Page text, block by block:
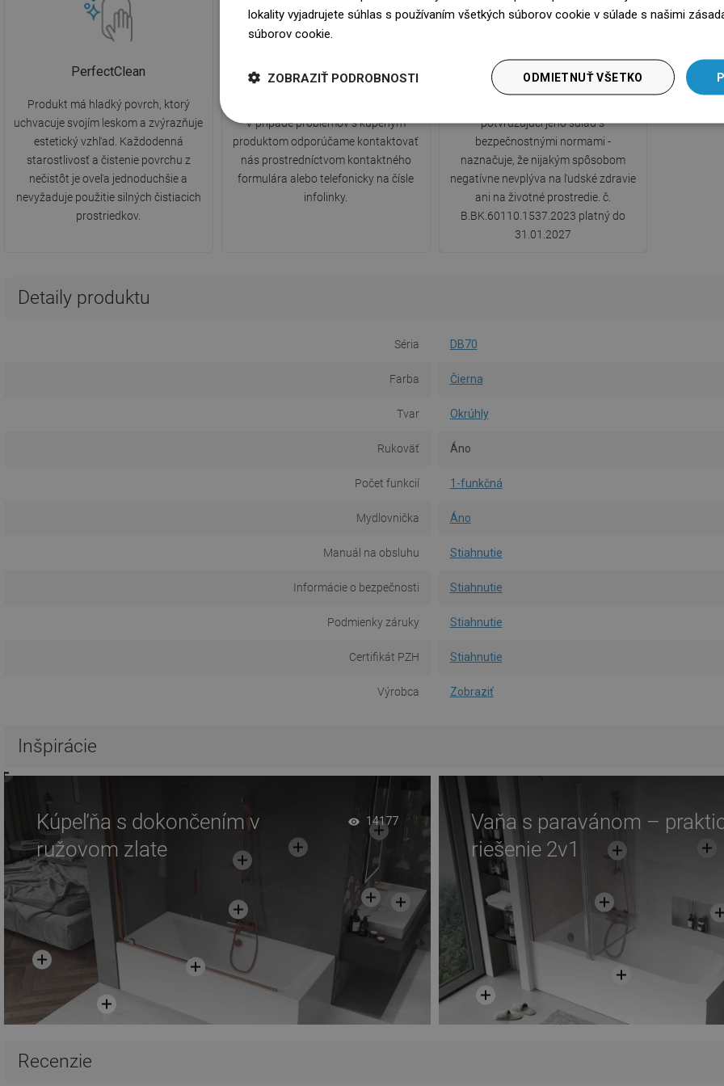
PerfectClean
Produkt má hladký povrch, ktorý
uchvacuje svojím leskom a zvýrazňuje
estetický vzhľad. Každodenná
starostlivosť a čistenie povrchu z
nečistôt je oveľa jednoduchšie a
nevyžaduje použitie silných čistiacich
prostriedkov.
2 roky záruky
V prípade problémov s kúpeným
produktom odporúčame kontaktovať
nás prostredníctvom kontaktného
formulára alebo telefonicky na čísle
infolinky.
Certifikát hygieny PZH
potvrdzujúci jeho súlad s
bezpečnostnými normami -
naznačuje, že nijakým spôsobom
negatívne nevplýva na ľudské zdravie
ani na životné prostredie. č.
B.BK.60110.1537.2023 platný do
31.01.2027
Detaily produktu
Séria DB70
Farba Čierna
Tvar Okrúhly
Rukoväť Áno
Počet funkcií 1-funkčná
Mydlovnička Áno
Manuál na obsluhu Stiahnutie
Informácie o bezpečnosti Stiahnutie
Podmienky záruky Stiahnutie
Certifikát PZH Stiahnutie
Výrobca Zobraziť
Inšpirácie
Kúpeľňa s dokončením v
ružovom zlate
14177
Vaňa s paravánom –
riešenie 2v1
Recenzie
lokality vyjadrujete súhlas s používaním všetkých súborov cookie v súlade s našimi
súborov cookie.
ODMIETNUŤ VŠETKO
ZOBRAZIŤ PODROBNOSTI